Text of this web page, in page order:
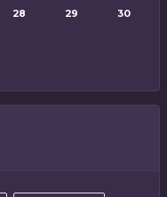
28 29 30